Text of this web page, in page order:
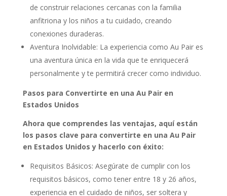
de construir relaciones cercanas con la familia
anfitriona y los niños a tu cuidado, creando
conexiones duraderas.
Aventura Inolvidable: La experiencia como Au Pair es
una aventura única en la vida que te enriquecerá
personalmente y te permitirá crecer como individuo.
Pasos para Convertirte en una Au Pair en
Estados Unidos
Ahora que comprendes las ventajas, aquí están
los pasos clave para convertirte en una Au Pair
en Estados Unidos y hacerlo con éxito:
Requisitos Básicos: Asegúrate de cumplir con los
requisitos básicos, como tener entre 18 y 26 años,
experiencia en el cuidado de niños, ser soltera y